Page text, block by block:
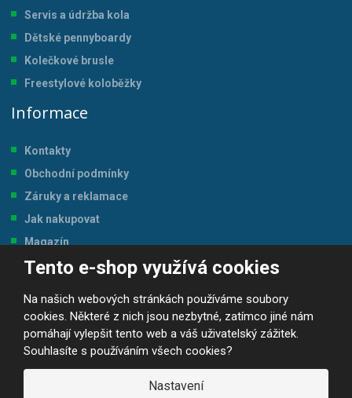
Tento e-shop využívá cookies
Na našich webových stránkách používáme soubory
cookies. Některé z nich jsou nezbytné, zatímco jiné nám
pomáhají vylepšit tento web a váš uživatelský zážitek.
Souhlasíte s používáním všech cookies?
Nastavení
Servis a údržba kola
Dětské pennyboardy
Kolečkové brusle
Freestylové koloběžky
Informace
Kontakty
Obchodní podmínky
Záruky a reklamace
Jak nakupovat
Magazín
Tabulka velikostí
© 2026, JP-SPORT.CZ SPORTOVNÍ POTŘEBY
Prohlášení o přístupnosti |Mapa stránek ||GDPR